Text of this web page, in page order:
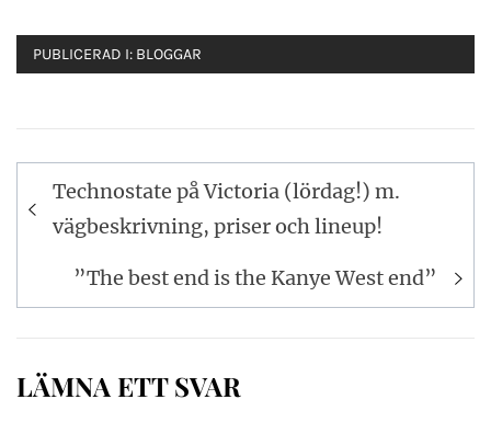
PUBLICERAD I: BLOGGAR
Inläggsnavigering
Technostate på Victoria (lördag!) m.
vägbeskrivning, priser och lineup!
”The best end is the Kanye West end”
LÄMNA ETT SVAR